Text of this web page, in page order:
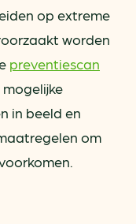
op extreme
worden
preventiescan
in beeld en
om